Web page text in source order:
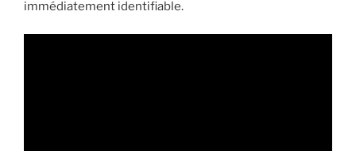
immédiatement identifiable.